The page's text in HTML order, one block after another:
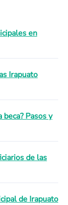
en
Irapuato
Pasos y
de las
de Irapuato